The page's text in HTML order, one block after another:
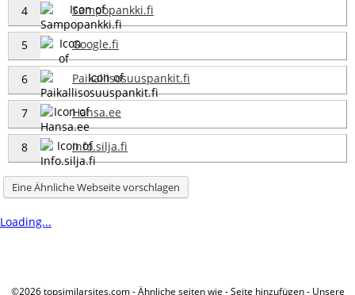
4 Sampopankki.fi
5 Google.fi
6 Paikallisosuuspankit.fi
7 Hansa.ee
8 Info.silja.fi
Eine Ähnliche Webseite vorschlagen
Loading...
©2026 topsimilarsites.com -Ähnliche seiten wie -Seite hinzufügen- Unsere